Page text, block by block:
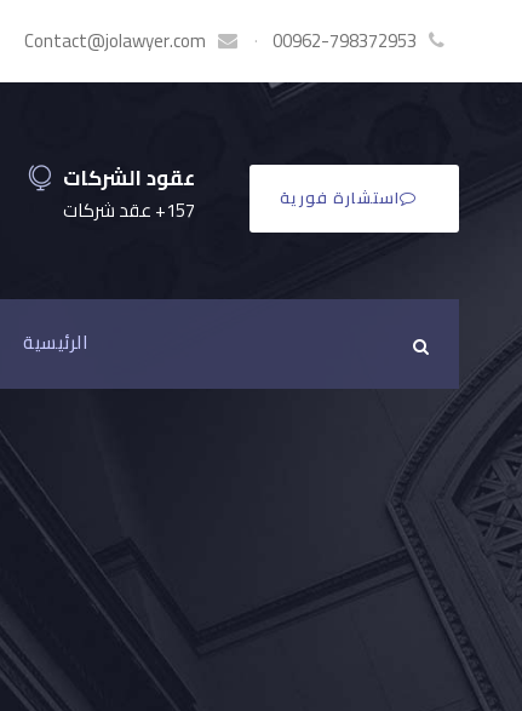
00962-798372953
·
Contact@jolawyer.com
عقود الشركات
157+ عقد شركات استشارة فورية
الرئيسية